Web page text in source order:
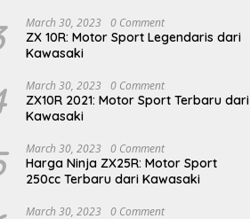
March 30, 2023 0 Comment
ZX 10R: Motor Sport Legendaris dari
Kawasaki
March 30, 2023 0 Comment
ZX10R 2021: Motor Sport Terbaru dari
Kawasaki
March 30, 2023 0 Comment
Harga Ninja ZX25R: Motor Sport
250cc Terbaru dari Kawasaki
March 30, 2023 0 Comment